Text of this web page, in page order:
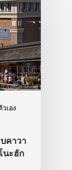
เอง
คาวา
นะฮัก